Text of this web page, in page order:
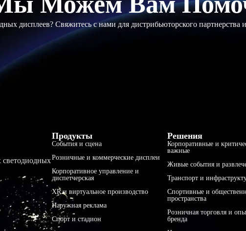
дисплеев? Свяжитесь с нами для дистрибьюторского партнерства
Продукты
События и сцена
Розничные и коммерческие дисплеи
Корпоративное управление и
диспетчерская
XR и виртуальное производство
Наружная реклама
Спорт и стадион
Решения
Корпоративные и
важные
Живые события и
Транспорт и
Спортивные и
пространства
Розничная торговля и
бренда